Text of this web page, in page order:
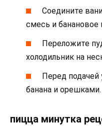
Соедините
смесь и банановое
Переложите
холодильник на
Перед подачей
банана и орешками.
пицца минутка